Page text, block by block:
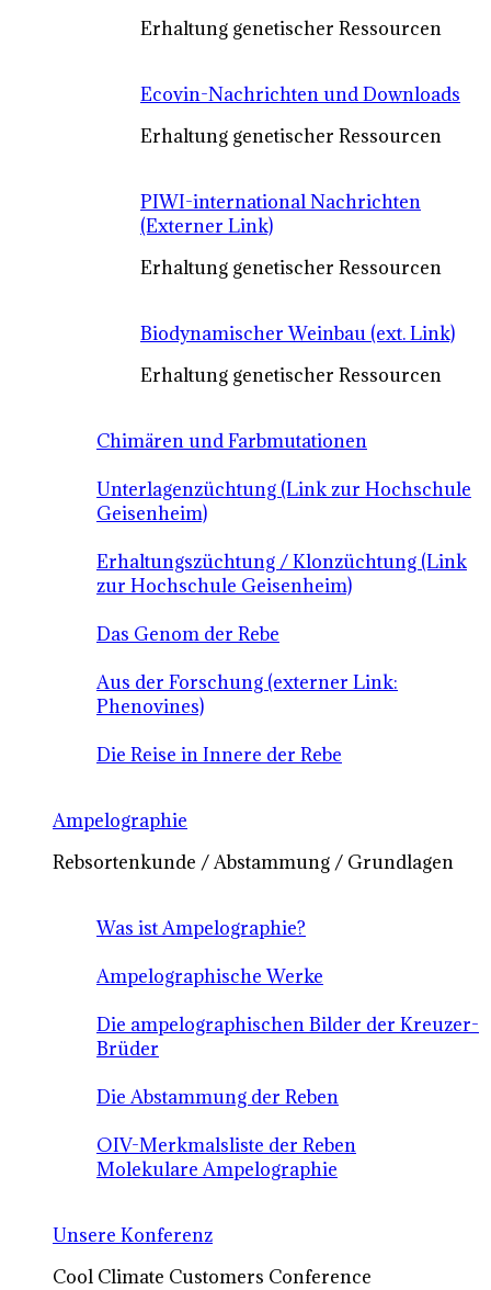
Erhaltung genetischer Ressourcen
Ecovin-Nachrichten und Downloads
Erhaltung genetischer Ressourcen
PIWI-international Nachrichten
(Externer Link)
Erhaltung genetischer Ressourcen
Biodynamischer Weinbau (ext. Link)
Erhaltung genetischer Ressourcen
Chimären und Farbmutationen
Unterlagenzüchtung (Link zur Hochschule
Geisenheim)
Erhaltungszüchtung / Klonzüchtung (Link
zur Hochschule Geisenheim)
Das Genom der Rebe
Aus der Forschung (externer Link:
Phenovines)
Die Reise in Innere der Rebe
Ampelographie
Rebsortenkunde / Abstammung / Grundlagen
Was ist Ampelographie?
Ampelographische Werke
Die ampelographischen Bilder der Kreuzer-
Brüder
Die Abstammung der Reben
OIV-Merkmalsliste der Reben
Molekulare Ampelographie
Unsere Konferenz
Cool Climate Customers Conference